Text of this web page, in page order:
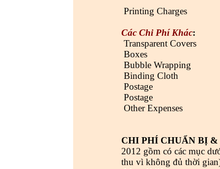
Printing
Các Chi Phí Khác
Transparent
Bubble
Binding
Other
CHI PHÍ CHUẨN BỊ
2012 gồm có các mục
thu vì không đủ thời